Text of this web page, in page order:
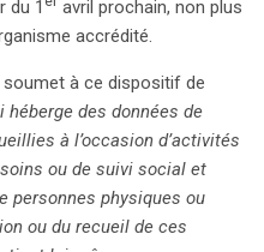
du 1
avril prochain, non plus
accrédité.
soumet à ce dispositif de
héberge des données de
à l’occasion d’activités
ou de suivi social et
personnes physiques ou
ou du recueil de ces